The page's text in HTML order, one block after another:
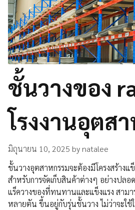
ชั้นวางของ
โรงงานอุตส
มิถุนายน 10, 2025 bynatalee
ชั้นวางอุตสาหกรรมจะต้องมีโครงสร้างแ
สำหรับการจัดเก็บสินค้าต่างๆ อย่างปลอ
แร็ควางของที่ทนทานและแข็งแรง สามา
หลายตัน ขึ้นอยู่กับรุ่นชั้นวาง ไม่ว่าจะใช้